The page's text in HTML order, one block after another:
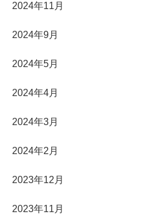
2024年11月
2024年9月
2024年5月
2024年4月
2024年3月
2024年2月
2023年12月
2023年11月